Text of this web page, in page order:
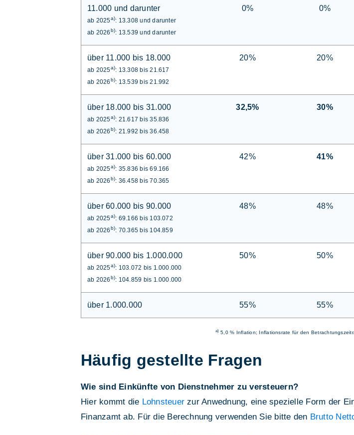
11.000 und darunter
ab 2025a): 13.308 und darunter
ab 2026b): 13.539 und darunter
0% 0%
über 11.000 bis 18.000
ab 2025a): 13.308 bis 21.617
ab 2026b): 13.539 bis 21.992
20% 20%
über 18.000 bis 31.000
ab 2025a): 21.617 bis 35.836
ab 2026b): 21.992 bis 36.458
32,5% 30%
über 31.000 bis 60.000
ab 2025a): 35.836 bis 69.166
ab 2026b): 36.458 bis 70.365
42% 41%
über 60.000 bis 90.000
ab 2025a): 69.166 bis 103.072
ab 2026b): 70.365 bis 104.859
48% 48%
über 90.000 bis 1.000.000
ab 2025a): 103.072 bis 1.000.000
ab 2026b): 104.859 bis 1.000.000
50% 50%
über 1.000.000 55% 55%
a) 5,0 % Inflation; Inflationsrate für den
Häufig gestellte Fragen
Wie sind Einkünfte von Dienstnehmer zu versteuern?
Hier kommt die Lohnsteuer zur Anwednung, eine spezielle Form der
Finanzamt ab. Für die Berechnung verwenden Sie bitte den Brutto